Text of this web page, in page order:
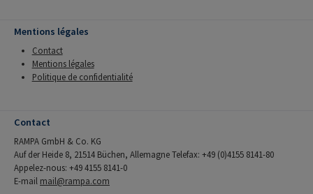
Mentions légales
Contact
Mentions légales
Politique de confidentialité
Contact
RAMPA GmbH & Co. KG
Auf der Heide 8, 21514 Büchen, Allemagne Telefax: +49 (0)4155 8141-80
Appelez-nous: +49 4155 8141-0
E-mail mail@rampa.com